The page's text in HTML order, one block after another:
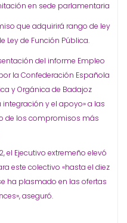
en sede parlamentaria
que adquirirá rango de ley
Ley de Función Pública.
del informe Empleo
la Confederación Española
y Orgánica de Badajoz
y el apoyo» a las
de los compromisos más
el Ejecutivo extremeño elevó
este colectivo «hasta el diez
ha plasmado en las ofertas
aseguró.